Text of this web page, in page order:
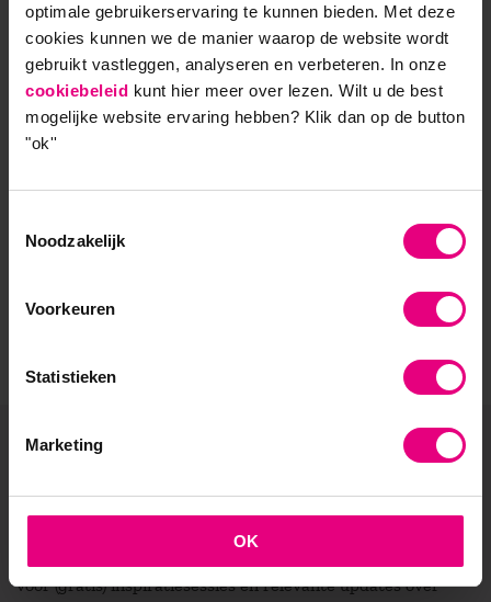
optimale gebruikerservaring te kunnen bieden. Met deze
cookies kunnen we de manier waarop de website wordt
gebruikt vastleggen, analyseren en verbeteren. In onze
cookiebeleid kunt hier meer over lezen. Wilt u de best
mogelijke website ervaring hebben? Klik dan op de button
"ok''
Noodzakelijk
Voorkeuren
Statistieken
Marketing
OK
- Opleider sinds 1988
- Gelieerd aan de RUG
- Faculteit overstijgend
voor (gratis) inspiratiesessies en relevante updates over